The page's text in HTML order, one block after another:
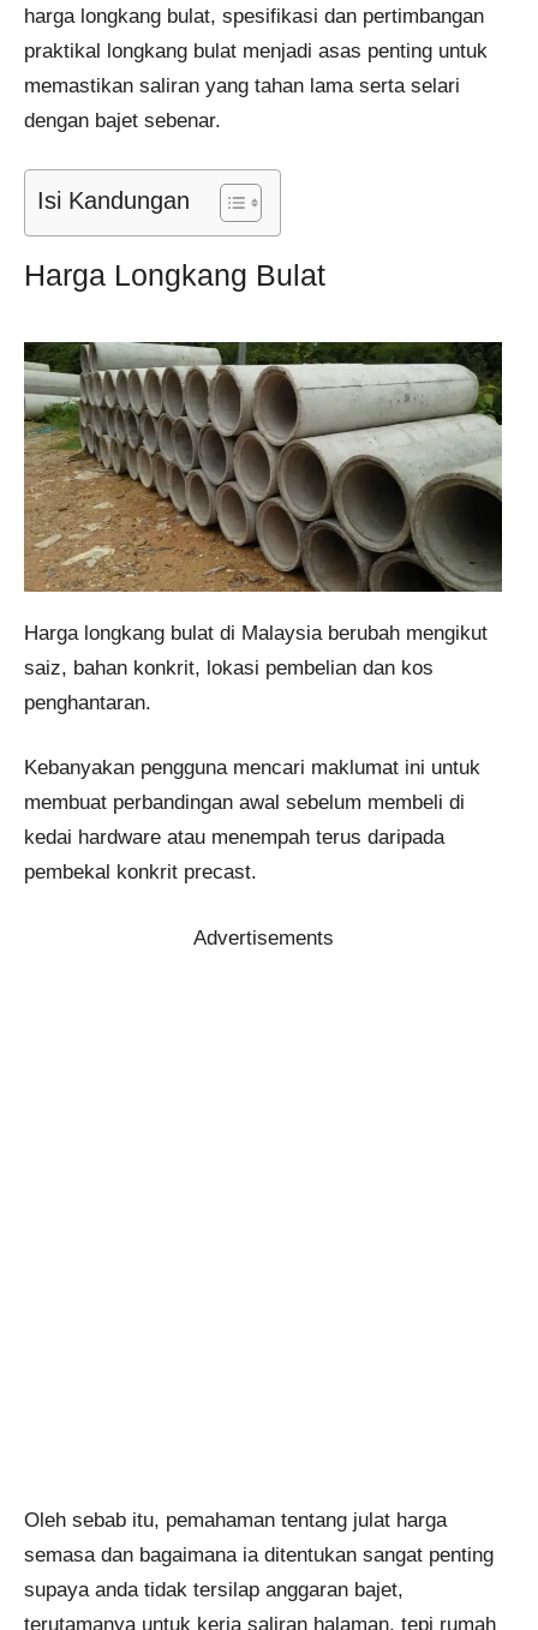
harga longkang bulat, spesifikasi dan pertimbangan
praktikal longkang bulat menjadi asas penting untuk
memastikan saliran yang tahan lama serta selari
dengan bajet sebenar.
Isi Kandungan
Harga Longkang Bulat
Harga longkang bulat di Malaysia berubah mengikut
saiz, bahan konkrit, lokasi pembelian dan kos
penghantaran.
Kebanyakan pengguna mencari maklumat ini untuk
membuat perbandingan awal sebelum membeli di
kedai hardware atau menempah terus daripada
pembekal konkrit precast.
Advertisements
Oleh sebab itu, pemahaman tentang julat harga
semasa dan bagaimana ia ditentukan sangat penting
supaya anda tidak tersilap anggaran bajet,
terutamanya untuk kerja saliran halaman, tepi rumah